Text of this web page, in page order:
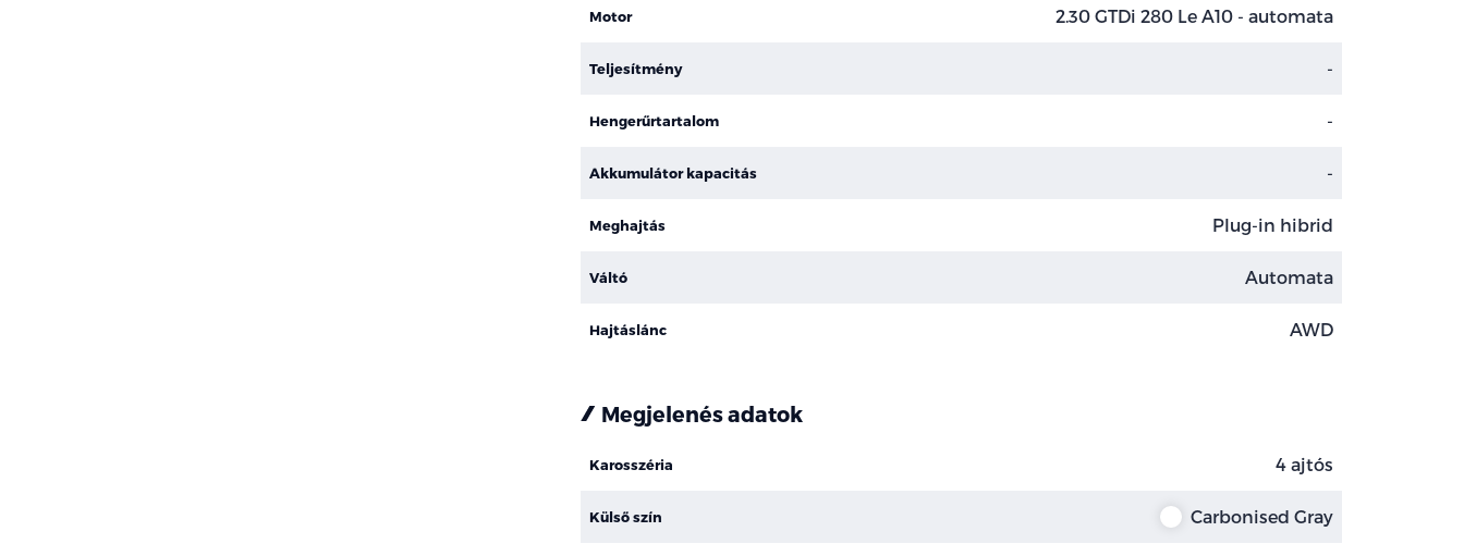
Motor 2.30 GTDi 280 Le A10 - automata
Teljesítmény -
Hengerűrtartalom -
Akkumulátor kapacitás -
Meghajtás Plug-in hibrid
Váltó Automata
Hajtáslánc AWD
Megjelenés adatok
Karosszéria 4 ajtós
Külső szín Carbonised Gray